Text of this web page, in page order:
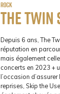
Rock
The Twin
Depuis 6 ans, The
réputation en
mais également
concerts en 2023 +
l’occasion
reprises, Skip the